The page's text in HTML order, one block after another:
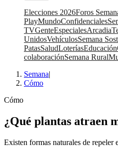
Elecciones 2026Foros
PlayMundoConfidenciales
TVGenteEspecialesArcadia
UnidosVehículosSemana
PatasSaludLoteríasEducación
colaboraciónSemana Rural
Semana|
Cómo
Cómo
¿Qué plantas atraen
Existen formas naturales de repeler